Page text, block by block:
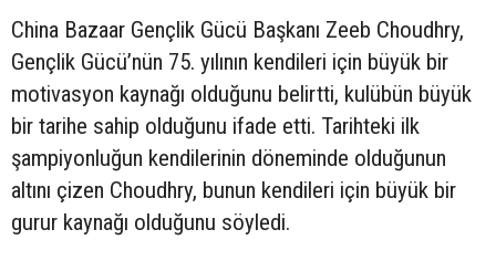
China Bazaar Gençlik Gücü Başkanı Zeeb Choudhry,
Gençlik Gücü’nün 75. yılının kendileri için büyük bir
motivasyon kaynağı olduğunu belirtti, kulübün büyük
bir tarihe sahip olduğunu ifade etti. Tarihteki ilk
şampiyonluğun kendilerinin döneminde olduğunun
altını çizen Choudhry, bunun kendileri için büyük bir
gurur kaynağı olduğunu söyledi.